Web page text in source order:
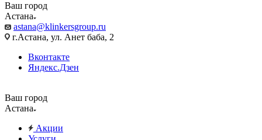
Ваш город
Астана
astana@klinkersgroup.ru
г.Астана, ул. Анет баба, 2
Вконтакте
Яндекс.Дзен
Ваш город
Астана
Акции